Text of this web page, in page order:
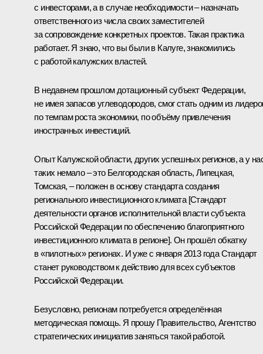
с инвесторами, а в случае необходимости – назначать
ответственного из числа своих заместителей
за сопровождение конкретных проектов. Такая практика
работает. Я знаю, что вы были в Калуге, знакомились
с работой калужских властей.
В недавнем прошлом дотационный субъект Федерации,
не имея запасов углеводородов, смог стать одним из
по темпам роста экономики, по объёму привлечения
иностранных инвестиций.
Опыт Калужской области, других успешных регионов, а у
таких немало – это Белгородская область, Липецкая,
Томская, – положен в основу стандарта создания
регионального инвестиционного климата [Стандарт
деятельности органов исполнительной власти субъекта
Российской Федерации по обеспечению благоприятного
инвестиционного климата в регионе]. Он прошёл обкатку
в «пилотных» регионах. И уже с января 2013 года Стандарт
станет руководством к действию для всех субъектов
Российской Федерации.
Безусловно, регионам потребуется определённая
методическая помощь. Я прошу Правительство, Агентство
стратегических инициатив заняться такой работой.